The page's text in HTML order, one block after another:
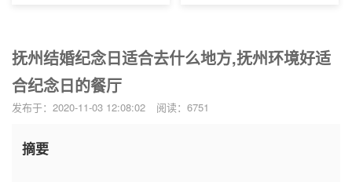
抚州结婚纪念日适合去什么地方,抚州环境好适
合纪念日的餐厅
发布于：2020-11-03 12:08:02 阅读：6751
摘要